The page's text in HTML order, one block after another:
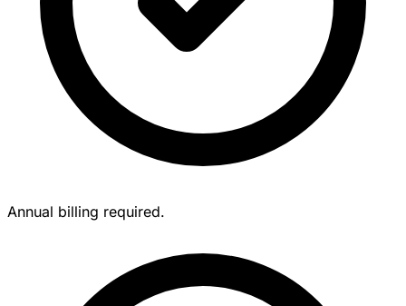
Annual billing required.